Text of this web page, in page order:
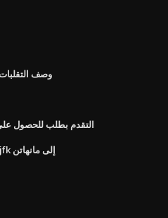
وصف
التقدم بطلب للحصول على
مدينة نيويورك تاكسي سعر ثابت من jfk إلى مانهاتن